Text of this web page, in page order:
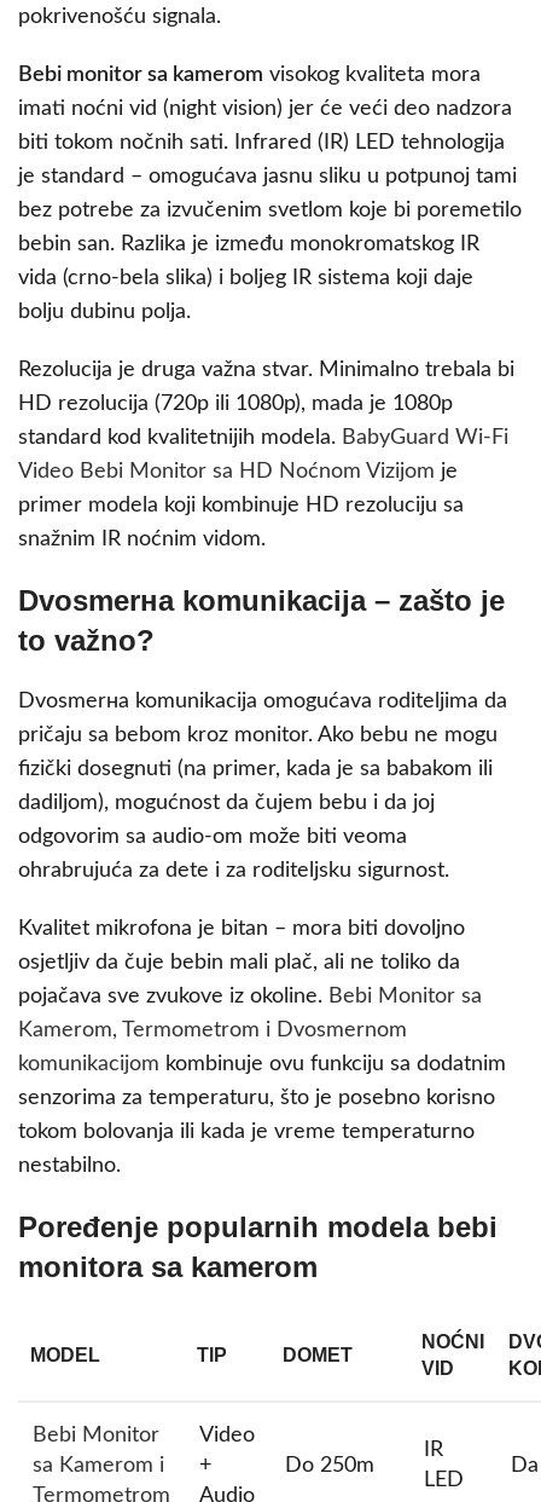
pokrivenošću signala.
Bebi monitor sa kamerom visokog kvaliteta mora
imati noćni vid (night vision) jer će veći deo nadzora
biti tokom nočnih sati. Infrared (IR) LED tehnologija
je standard – omogućava jasnu sliku u potpunoj tami
bez potrebe za izvučenim svetlom koje bi poremetilo
bebin san. Razlika je između monokromatskog IR
vida (crno-bela slika) i boljeg IR sistema koji daje
bolju dubinu polja.
Rezolucija je druga važna stvar. Minimalno trebala bi
HD rezolucija (720p ili 1080p), mada je 1080p
standard kod kvalitetnijih modela. BabyGuard Wi-Fi
Video Bebi Monitor sa HD Noćnom Vizijom je
primer modela koji kombinuje HD rezoluciju sa
snažnim IR noćnim vidom.
Dvosmerна komunikacija – zašto je
to važno?
Dvosmerна komunikacija omogućava roditeljima da
pričaju sa bebom kroz monitor. Ako bebu ne mogu
fizički dosegnuti (na primer, kada je sa babakom ili
dadiljom), mogućnost da čujem bebu i da joj
odgovorim sa audio-om može biti veoma
ohrabrujuća za dete i za roditeljsku sigurnost.
Kvalitet mikrofona je bitan – mora biti dovoljno
osjetljiv da čuje bebin mali plač, ali ne toliko da
pojačava sve zvukove iz okoline. Bebi Monitor sa
Kamerom, Termometrom i Dvosmernom
komunikacijom kombinuje ovu funkciju sa dodatnim
senzorima za temperaturu, što je posebno korisno
tokom bolovanja ili kada je vreme temperaturno
nestabilno.
Poređenje popularnih modela bebi
monitora sa kamerom
MODEL TIP DOMEТ
NOĆNI
VID
Bebi Monitor
sa Kamerom i
Termometrom
Video
+
Audio
Do 250m
IR
LED
Da